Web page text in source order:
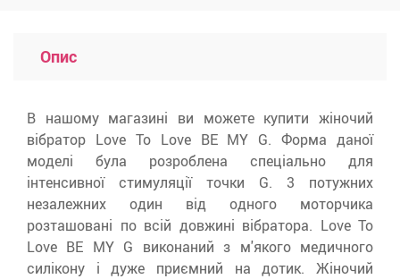
Опис
В нашому магазині ви можете купити жіночий
вібратор Love To Love BE MY G. Форма даної
моделі була розроблена спеціально для
інтенсивної стимуляції точки G. 3 потужних
незалежних один від одного моторчика
розташовані по всій довжині вібратора. Love To
Love BE MY G виконаний з м'якого медичного
силікону і дуже приємний на дотик. Жіночий